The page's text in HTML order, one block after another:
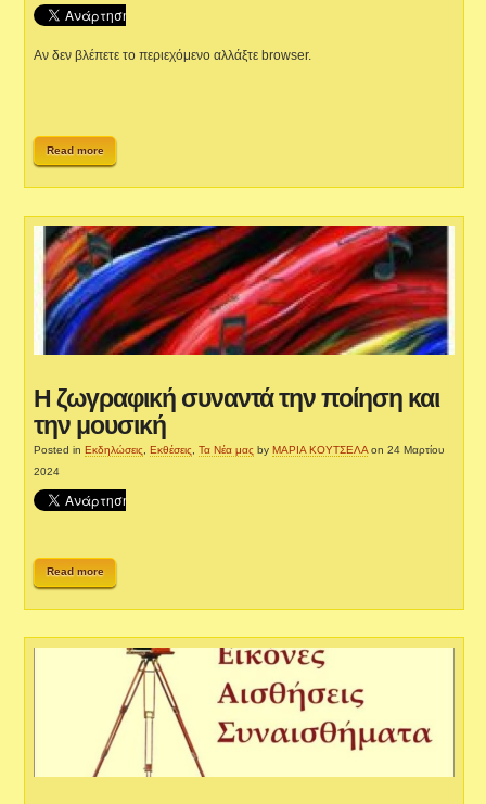
Αν δεν βλέπετε το περιεχόμενο αλλάξτε browser.
Read more
Η ζωγραφική συναντά την ποίηση και
την μουσική
Posted inΕκδηλώσεις ,Εκθέσεις ,Τα Νέα μας byΜΑΡΙΑ ΚΟΥΤΣΕΛΑ on 24 Μαρτίου
2024
Read more